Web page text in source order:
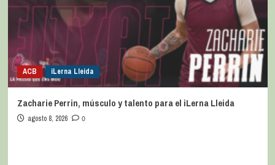
ACB iLerna Lleida
Zacharie Perrin, músculo y talento para el iLerna Lleida
agosto 8, 2026 0